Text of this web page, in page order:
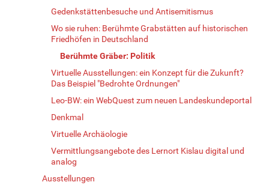
Gedenkstättenbesuche und Antisemitismus
Wo sie ruhen: Berühmte Grabstätten auf historischen
Friedhöfen in Deutschland
Berühmte Gräber: Politik
Virtuelle Ausstellungen: ein Konzept für die Zukunft?
Das Beispiel "Bedrohte Ordnungen"
Leo-BW: ein WebQuest zum neuen Landeskundeportal
Denkmal
Virtuelle Archäologie
Vermittlungsangebote des Lernort Kislau digital und
analog
Ausstellungen